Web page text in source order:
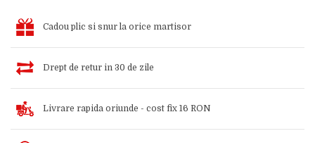
Cadou plic si snur la orice martisor
Drept de retur in 30 de zile
Livrare rapida oriunde - cost fix 16 RON